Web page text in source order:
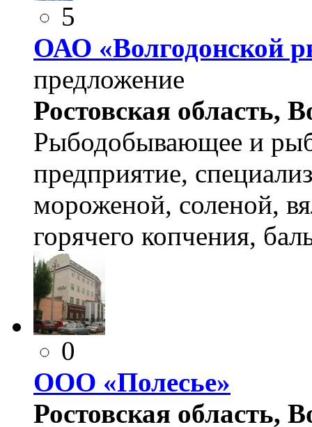
5
ОАО «Волгодонской
предложение
Ростовская область,
Рыбодобывающее и
предприятие,
мороженой, соленой,
горячего копчения,
0
ООО «Полесье»
Ростовская область,